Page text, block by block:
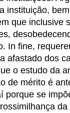
instituição,
que inclusive
In fine,
afastado dos
o estudo da
de mérito é
porque se